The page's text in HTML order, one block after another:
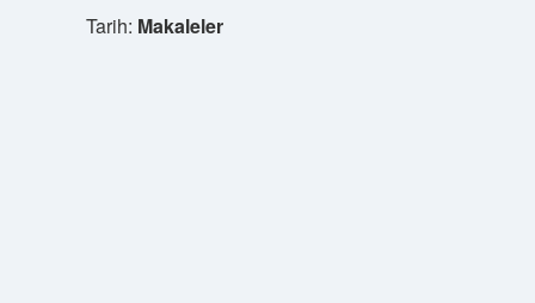
Tarih: Makaleler